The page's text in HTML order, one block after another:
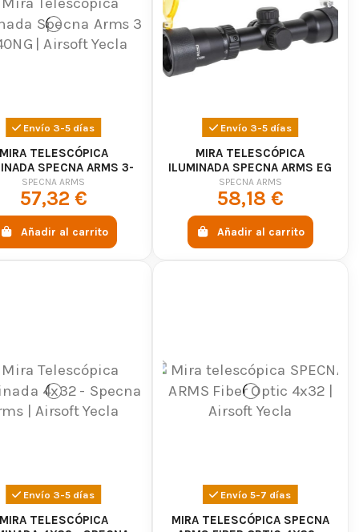
de airsoft en
Envío 3-5 días
MIRA TELESCÓPICA
SPECNA ARMS 3-
- SPECNA ARMS
SPECNA ARMS
57,32 €
Añadir al carrito
Envío 3-5 días
MIRA TELESCÓPICA
ILUMINADA SPECNA ARMS EG
1.5-5X32 - SPECNA ARMS
SPECNA ARMS
58,18 €
Añadir al carrito
Envío 3-5 días
MIRA TELESCÓPICA
Envío 5-7 días
MIRA TELESCÓPICA SPECNA